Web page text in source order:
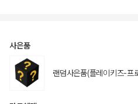
사은품
랜덤사은품(플레이키즈-프